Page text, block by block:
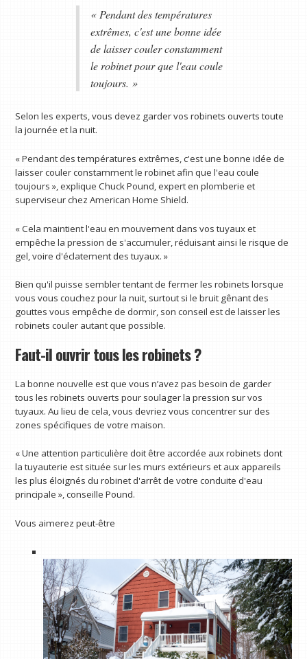
« Pendant des températures
extrêmes, c'est une bonne idée
de laisser couler constamment
le robinet pour que l'eau coule
toujours. »
Selon les experts, vous devez garder vos robinets ouverts toute
la journée et la nuit.
« Pendant des températures extrêmes, c'est une bonne idée de
laisser couler constamment le robinet afin que l'eau coule
toujours », explique Chuck Pound, expert en plomberie et
superviseur chez American Home Shield.
« Cela maintient l'eau en mouvement dans vos tuyaux et
empêche la pression de s'accumuler, réduisant ainsi le risque de
gel, voire d'éclatement des tuyaux. »
Bien qu'il puisse sembler tentant de fermer les robinets lorsque
vous vous couchez pour la nuit, surtout si le bruit gênant des
gouttes vous empêche de dormir, son conseil est de laisser les
robinets couler autant que possible.
Faut-il ouvrir tous les robinets ?
La bonne nouvelle est que vous n’avez pas besoin de garder
tous les robinets ouverts pour soulager la pression sur vos
tuyaux. Au lieu de cela, vous devriez vous concentrer sur des
zones spécifiques de votre maison.
« Une attention particulière doit être accordée aux robinets dont
la tuyauterie est située sur les murs extérieurs et aux appareils
les plus éloignés du robinet d'arrêt de votre conduite d'eau
principale », conseille Pound.
Vous aimerez peut-être